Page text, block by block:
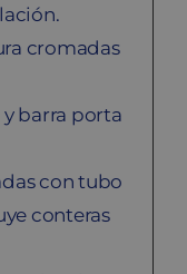
cromadas
barra porta
con tubo
conteras